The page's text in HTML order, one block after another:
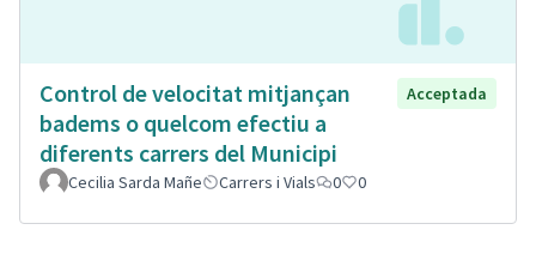
Control de velocitat mitjançan
badems o quelcom efectiu a
diferents carrers del Municipi
Acceptada
Cecilia Sarda Mañe Carrers i Vials 0 0